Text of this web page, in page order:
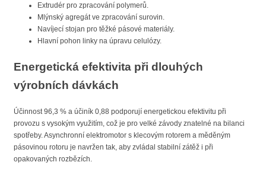
Extrudér pro zpracování polymerů.
Mlýnský agregát ve zpracování surovin.
Navíjecí stojan pro těžké pásové materiály.
Hlavní pohon linky na úpravu celulózy.
Energetická efektivita při dlouhých
výrobních dávkách
Účinnost 96,3 % a účiník 0,88 podporují energetickou efektivitu při
provozu s vysokým využitím, což je pro velké závody znatelné na bilanci
spotřeby. Asynchronní elektromotor s klecovým rotorem a měděným
pásovinou rotoru je navržen tak, aby zvládal stabilní zátěž i při
opakovaných rozbězích.